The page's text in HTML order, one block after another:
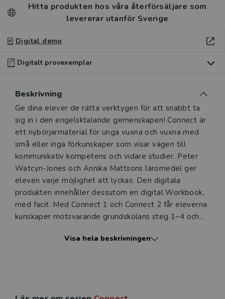
Hitta produkten hos våra återförsäljare som
levererar utanför Sverige
Digital demo
Digitalt provexemplar
digitalt provexemplar av den här produkten.
Ett digitalt provexemplar ger dig tillgång till det digitala
läromedlet där den digitala boken ingår under tre
månader. Observera att erbjudandet endast gäller
relevanta produkter för din undervisning (nivå och ämne)
och dig som är verksam i Sverige.Du kan naturligtvis alltid
kontakta vårkundservice om du önskar ytterligare
information eller har frågor om produkten.
Den här produkten kan beställas av lärare på gymnasium
utbildningsföretag.
Beskrivning
Beskrivning
Ge dina elever de rätta verktygen för att snabbt ta
sig in i den engelsktalande gemenskapen! Connect är
ett nybörjarmaterial för unga vuxna och vuxna med
små eller inga förkunskaper som visar vägen till
kommunikativ kompetens och vidare studier. Peter
Watcyn-Jones och Annika Mattsons läromedel ger
eleven varje möjlighet att lyckas. Den digitala
produkten innehåller dessutom en digital Workbook,
med facit. Med Connect 1 och Connect 2 får eleverna
kunskaper motsvarande grundskolans steg 1–4 och
Nya upplagan av Connect 1 innehåller ett utökat
Visa hela beskrivningen